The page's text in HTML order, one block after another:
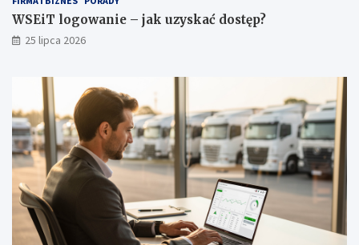
b
y
WSEiT logowanie – jak uzyskać dostęp?
25 lipca 2026